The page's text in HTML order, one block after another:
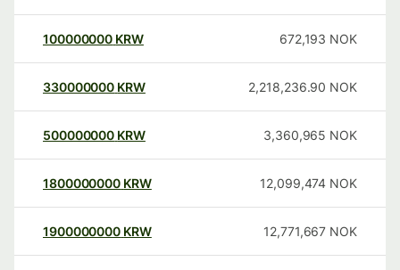
100000000 KRW 672,193 NOK
330000000 KRW 2,218,236.90 NOK
500000000 KRW 3,360,965 NOK
1800000000 KRW 12,099,474 NOK
1900000000 KRW 12,771,667 NOK